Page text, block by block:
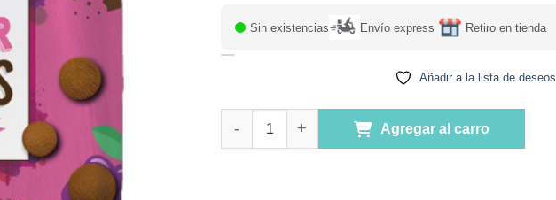
Sin existencias Envío express Retiro en tienda
Añadir a la lista de deseos
Agregar al carro